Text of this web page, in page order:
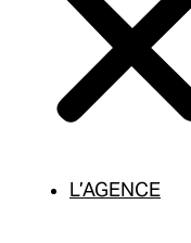
L’AGENCE